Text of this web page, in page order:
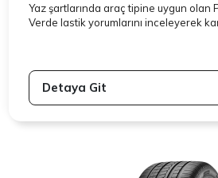
Yaz şartlarında araç tipine uygun olan
Verde lastik yorumlarını inceleyerek
Detaya Git